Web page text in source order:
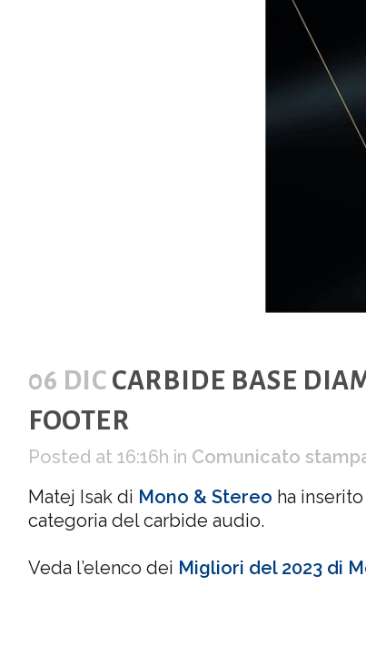
06 DIC CARBIDE BASE
FOOTER
Posted at 16:16h in Comunicato
Matej Isak di Mono & Stereo ha
categoria del carbide audio.
Veda l’elenco dei Migliori del 2023 di